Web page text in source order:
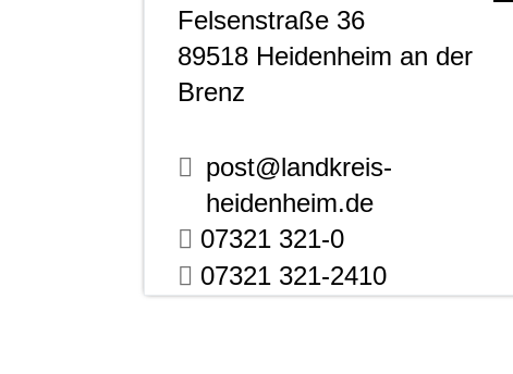
Felsenstraße 36
89518 Heidenheim an der
Brenz
post@landkreis-
heidenheim.de
07321 321-0
07321 321-2410